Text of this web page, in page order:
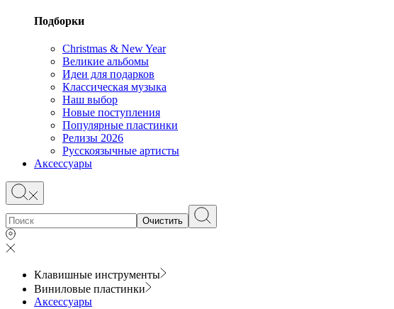
Подборки
Christmas & New Year
Великие альбомы
Идеи для подарков
Классическая музыка
Наш выбор
Новые поступления
Популярные пластинки
Релизы 2026
Русскоязычные артисты
Аксессуары
Очистить
Клавишные инструменты
Виниловые пластинки
Аксессуары